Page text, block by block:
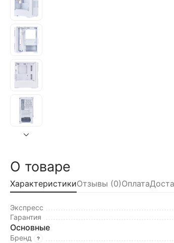
О товаре
ХарактеристикиОтзывы (0)Оплата
Экспресс
Гарантия
Основные
Бренд